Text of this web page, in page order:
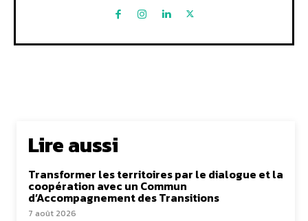
Lire aussi
Transformer les territoires par le dialogue et la
coopération avec un Commun
d’Accompagnement des Transitions
7 août 2026